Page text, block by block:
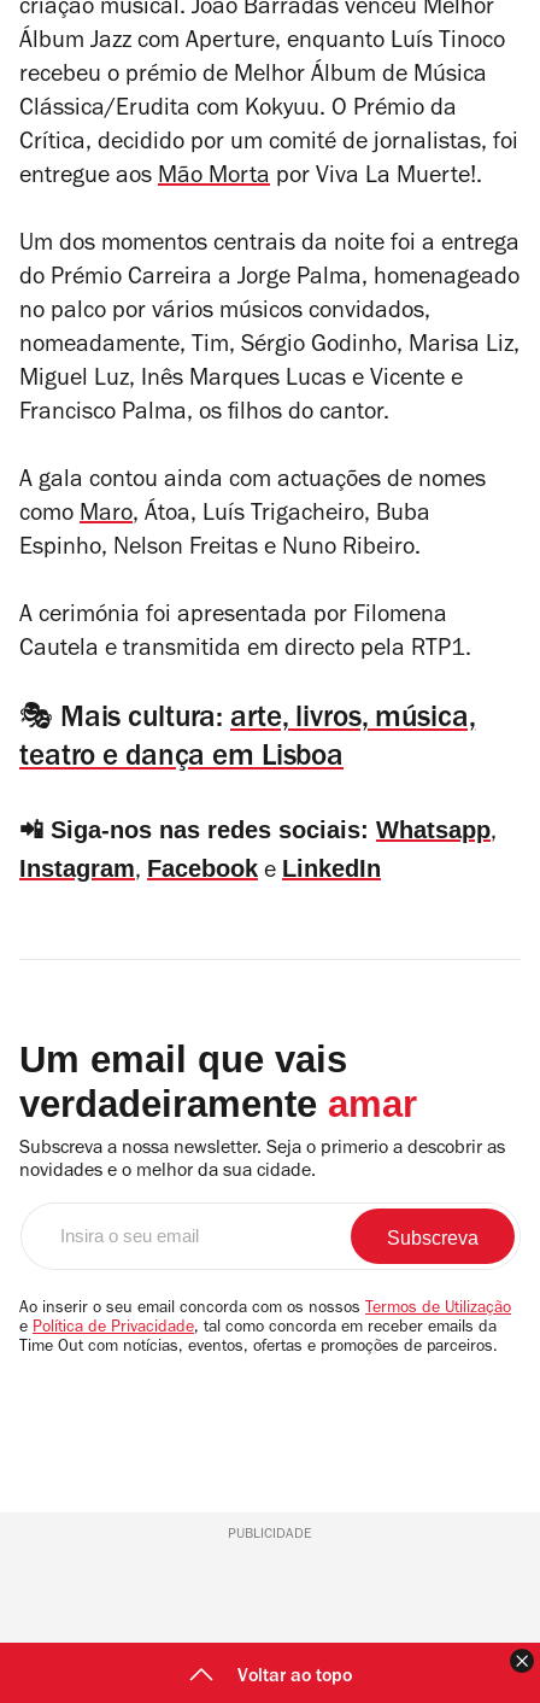
criação musical. João Barradas venceu Melhor
Álbum Jazz com Aperture, enquanto Luís Tinoco
recebeu o prémio de Melhor Álbum de Música
Clássica/Erudita com Kokyuu. O Prémio da
Crítica, decidido por um comité de jornalistas, foi
entregue aos Mão Morta por Viva La Muerte!.
Um dos momentos centrais da noite foi a entrega
do Prémio Carreira a Jorge Palma, homenageado
no palco por vários músicos convidados,
nomeadamente, Tim, Sérgio Godinho, Marisa Liz,
Miguel Luz, Inês Marques Lucas e Vicente e
Francisco Palma, os filhos do cantor.
A gala contou ainda com actuações de nomes
como Maro, Átoa, Luís Trigacheiro, Buba
Espinho, Nelson Freitas e Nuno Ribeiro.
A cerimónia foi apresentada por Filomena
Cautela e transmitida em directo pela RTP1.
🎭 Mais cultura: arte, livros, música,
teatro e dança em Lisboa
📲 Siga-nos nas redes sociais: Whatsapp,
Instagram, Facebook e LinkedIn
Um email que vais
verdadeiramente amar
Subscreva a nossa newsletter. Seja o primerio a descobrir as
novidades e o melhor da sua cidade.
email
Ao inserir o seu email concorda com os nossos Termos de Utilização
e Política de Privacidade, tal como concorda em receber emails da
Time Out com notícias, eventos, ofertas e promoções de parceiros.
PUBLICIDADE
Voltar ao topo